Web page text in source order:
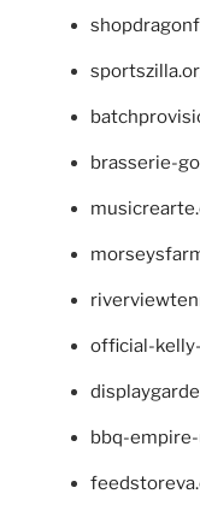
brasserie-
official-
bbq-